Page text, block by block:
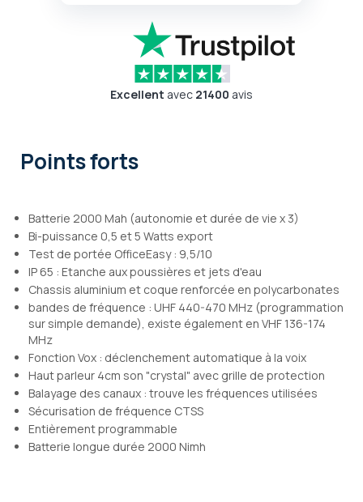
Excellent avec 21400 avis
Points forts
Batterie 2000 Mah (autonomie et durée de vie x 3)
Bi-puissance 0,5 et 5 Watts export
Test de portée OfficeEasy : 9,5/10
IP 65 : Etanche aux poussières et jets d'eau
Chassis aluminium et coque renforcée en polycarbonates
bandes de fréquence : UHF 440-470 MHz (programmation
sur simple demande), existe également en VHF 136-174
MHz
Fonction Vox : déclenchement automatique à la voix
Haut parleur 4cm son "crystal" avec grille de protection
Balayage des canaux : trouve les fréquences utilisées
Sécurisation de fréquence CTSS
Entièrement programmable
Batterie longue durée 2000 Nimh